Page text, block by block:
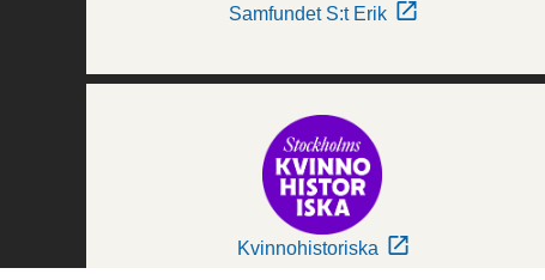
Samfundet S:t Erik
Kvinnohistoriska